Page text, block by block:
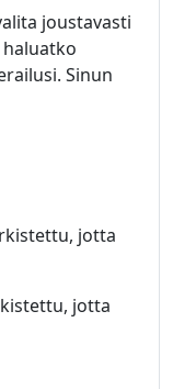
joustavasti
Sinun
jotta
jotta